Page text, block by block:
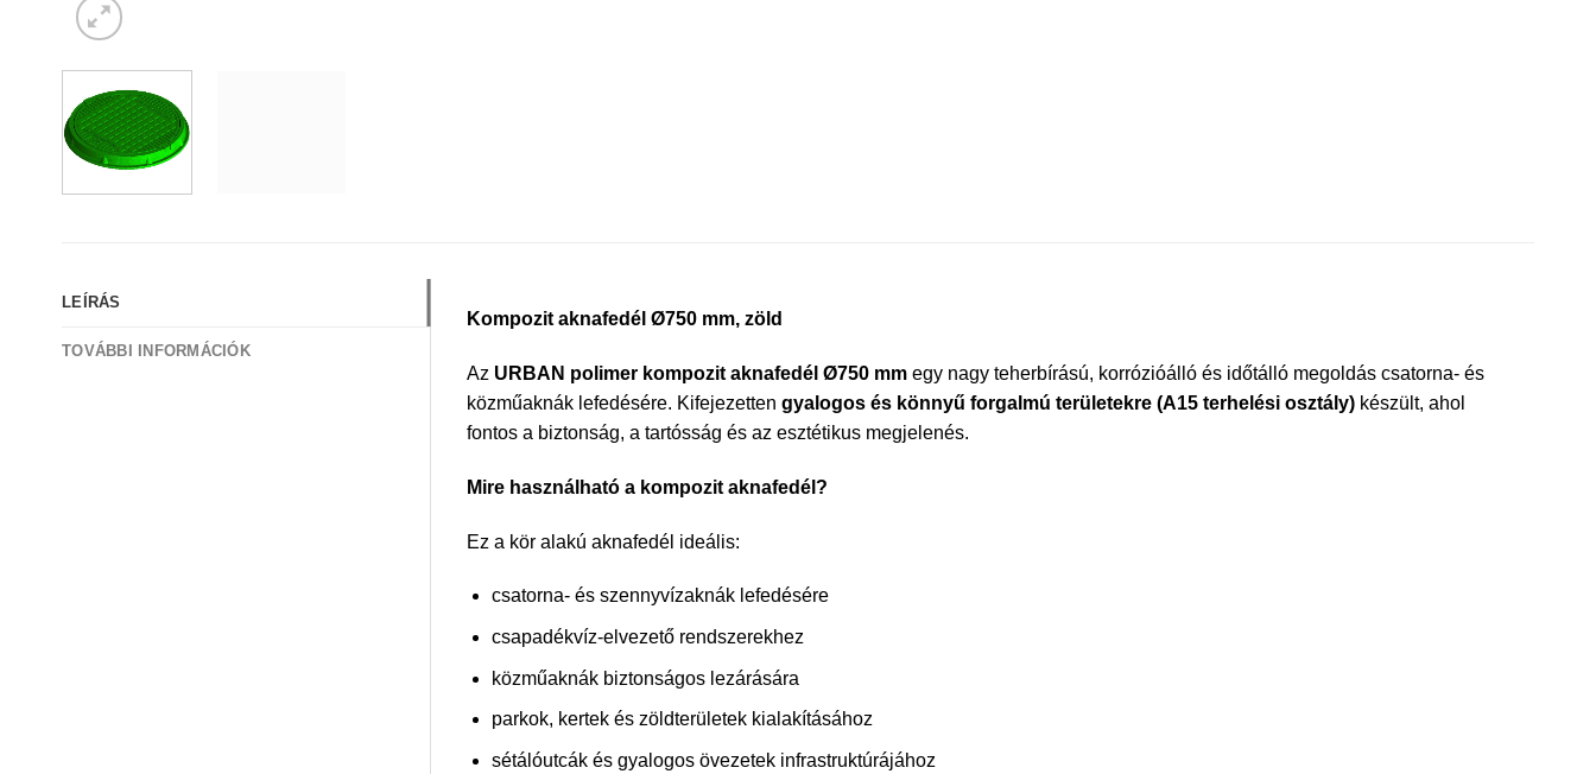
LEÍRÁS
TOVÁBBI INFORMÁCIÓK
Kompozit aknafedél Ø750 mm, zöld
Az URBAN polimer kompozit aknafedél Ø750 mm egy nagy teherbírású, korrózióálló és időtálló megoldás csatorna- és
közműaknák lefedésére. Kifejezetten gyalogos és könnyű forgalmú területekre (A15 terhelési osztály) készült, ahol
fontos a biztonság, a tartósság és az esztétikus megjelenés.
Mire használható a kompozit aknafedél?
Ez a kör alakú aknafedél ideális:
csatorna- és szennyvízaknák lefedésére
csapadékvíz-elvezető rendszerekhez
közműaknák biztonságos lezárására
parkok, kertek és zöldterületek kialakításához
sétálóutcák és gyalogos övezetek infrastruktúrájához